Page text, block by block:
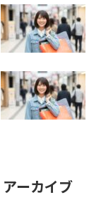
アーカイブ